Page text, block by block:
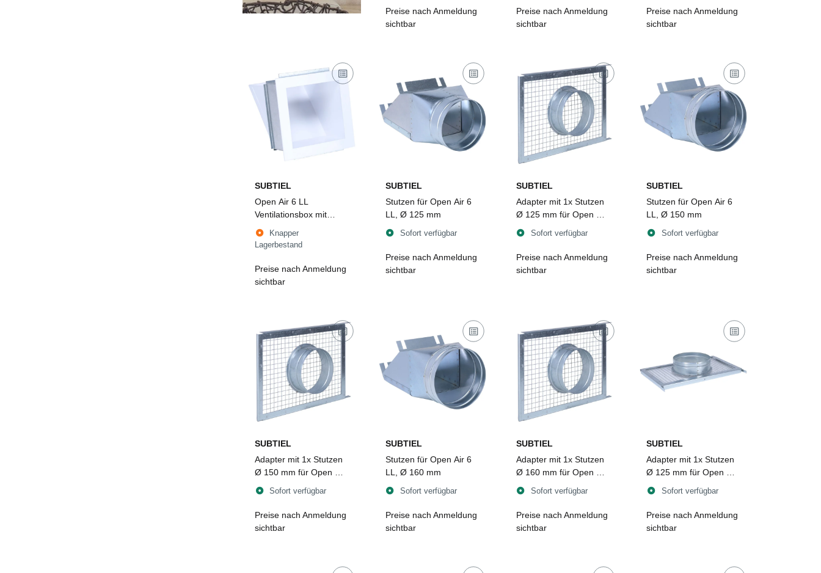
Preise nach Anmeldung
sichtbar
Preise nach Anmeldung
sichtbar
Preise nach Anmeldung
sichtbar
SUBTIEL
Open Air 6 LL
Ventilationsbox mit
Luftleitblech, ohne
Gaze 170 x 170 mm,
Knapper
Lagerbestand
Preise nach Anmeldung
sichtbar
SUBTIEL
Stutzen für Open Air 6
LL, Ø 125 mm
Sofort verfügbar
Preise nach Anmeldung
sichtbar
SUBTIEL
Adapter mit 1x Stutzen
Ø 125 mm für Open Air
1
Sofort verfügbar
Preise nach Anmeldung
sichtbar
SUBTIEL
Stutzen für Open Air 6
LL, Ø 150 mm
Sofort verfügbar
Preise nach Anmeldung
sichtbar
SUBTIEL
Adapter mit 1x Stutzen
Ø 150 mm für Open Air
1
Sofort verfügbar
Preise nach Anmeldung
sichtbar
SUBTIEL
Stutzen für Open Air 6
LL, Ø 160 mm
Sofort verfügbar
Preise nach Anmeldung
sichtbar
SUBTIEL
Adapter mit 1x Stutzen
Ø 160 mm für Open Air
1
Sofort verfügbar
Preise nach Anmeldung
sichtbar
SUBTIEL
Adapter mit 1x Stutzen
Ø 125 mm für Open Air
3
Sofort verfügbar
Preise nach Anmeldung
sichtbar